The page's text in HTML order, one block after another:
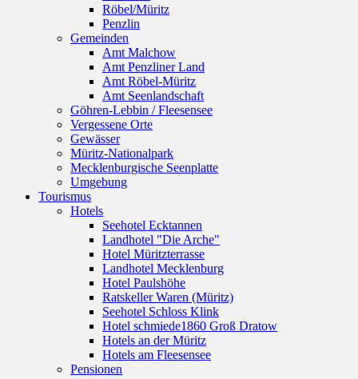
Röbel/Müritz
Penzlin
Gemeinden
Amt Malchow
Amt Penzliner Land
Amt Röbel-Müritz
Amt Seenlandschaft
Göhren-Lebbin / Fleesensee
Vergessene Orte
Gewässer
Müritz-Nationalpark
Mecklenburgische Seenplatte
Umgebung
Tourismus
Hotels
Seehotel Ecktannen
Landhotel "Die Arche"
Hotel Müritzterrasse
Landhotel Mecklenburg
Hotel Paulshöhe
Ratskeller Waren (Müritz)
Seehotel Schloss Klink
Hotel schmiede1860 Groß Dratow
Hotels an der Müritz
Hotels am Fleesensee
Pensionen